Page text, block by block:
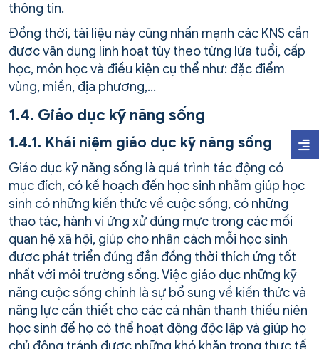
thông tin.
Đồng thời, tài liệu này cũng nhấn mạnh các KNS cần
được vận dụng linh hoạt tùy theo từng lứa tuổi, cấp
học, môn học và điều kiện cụ thể như: đặc điểm
vùng, miền, địa phương,…
1.4. Giáo dục kỹ năng sống
1.4.1. Khái niệm giáo dục kỹ năng sống
Giáo dục kỹ năng sống là quá trình tác động có
mục đích, có kế hoạch đến học sinh nhằm giúp học
sinh có những kiến thức về cuộc sống, có những
thao tác, hành vi ứng xử đúng mực trong các mối
quan hệ xã hội, giúp cho nhân cách mỗi học sinh
được phát triển đúng đắn đồng thời thích ứng tốt
nhất với môi trường sống. Việc giáo dục những kỹ
năng cuộc sống chính là sự bổ sung về kiến thức và
năng lực cần thiết cho các cá nhân thanh thiếu niên
học sinh để họ có thể hoạt động độc lập và giúp họ